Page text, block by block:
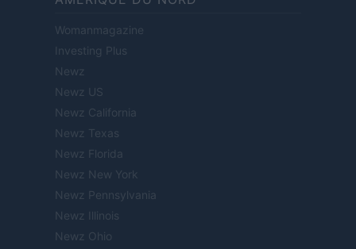
Womanmagazine
Investing Plus
Newz
Newz US
Newz California
Newz Texas
Newz Florida
Newz New York
Newz Pennsylvania
Newz Illinois
Newz Ohio